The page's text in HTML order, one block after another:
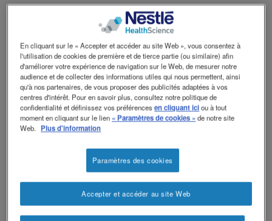
revamp
PROTEIN
Préparation nutritionnelle complète,
riche en énergie et en protéines, sans
fibres alimentaires. À administrer par
sonde ou par voie orale.
maladie de base pour des indications
médicales selon les directives de la
SSNC.
En cliquant sur le « Accepter et accéder au site Web », vous consentez à
l'utilisation de cookies de première et de tierce partie (ou similaire) afin
d'améliorer votre expérience de navigation sur le Web, de mesurer notre
audience et de collecter des informations utiles qui nous permettent, ainsi
qu'à nos partenaires, de vous proposer des publicités adaptées à vos
centres d'intérêt. Pour en savoir plus, consultez notre politique de
confidentialité et définissez vos préférencesen cliquant iciou à tout
moment en cliquant sur le lien « Paramètres de cookies »de notre site
Web. Plus d'information
Paramètres des cookies
Accepter et accéder au site Web